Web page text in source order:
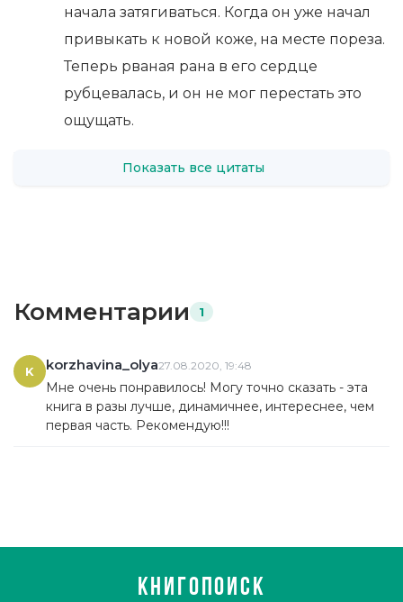
начала затягиваться. Когда он уже начал
привыкать к новой коже, на месте пореза.
Теперь рваная рана в его сердце
рубцевалась, и он не мог перестать это
ощущать.
Показать все цитаты
Комментарии 1
K korzhavina_olya27.08.2020, 19:48
Мне очень понравилось! Могу точно сказать - эта
книга в разы лучше, динамичнее, интереснее, чем
первая часть. Рекомендую!!!
КНИГОПОИСК